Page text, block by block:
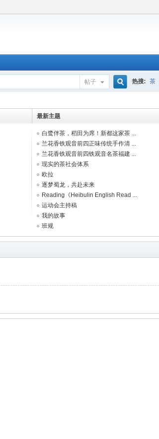
帖子
索
热搜: 茶
最新主题
白鹭伴茶，稻田为席！新都这家茶 ...
兰花香铁观音前四正味传统手作清 ...
兰花香铁观音前四铁观音名茶福建 ...
现实的茶社会体系
欧拉
逐梦蜀龙，共赴未来
Reading《Heibulin English Read ...
运动会主持稿
我的故事
班规